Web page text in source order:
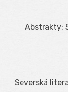
Previous
Abstrakty:
Next
Severská